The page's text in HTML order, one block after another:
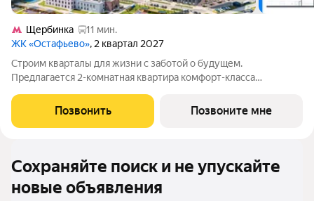
Щербинка
11 мин.
ЖК «Остафьево», 2 квартал 2027
Строим кварталы для жизни с заботой о будущем.
Предлагается 2-комнатная квартира комфорт-класса
жилом комплексе "Остафьево".Застройщик сдает квартиры с
отделкой в нескольких вариантах:
Позвонить Позвоните мне
Сохраняйте поиск и не упускайте
новые объявления